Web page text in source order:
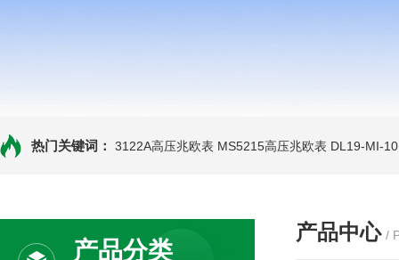
热门关键词： 3122A高压兆欧表 MS5215高压兆欧表 DL19-MI-
产品分类
产品中心 /